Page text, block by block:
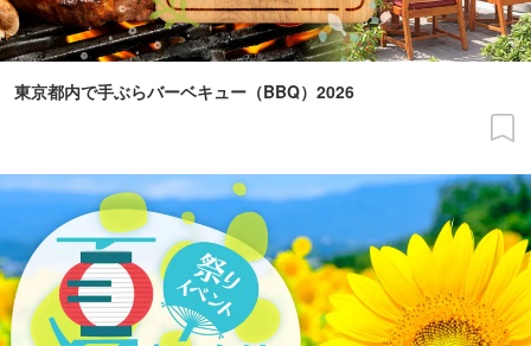
東京都内で手ぶらバーベキュー（BBQ）2026